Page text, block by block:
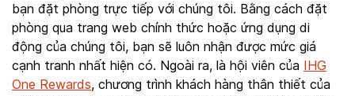
bạn đặt phòng trực tiếp với chúng tôi. Bằng cách đặt
phòng qua trang web chính thức hoặc ứng dụng di
động của chúng tôi, bạn sẽ luôn nhận được mức giá
cạnh tranh nhất hiện có. Ngoài ra, là hội viên của IHG
One Rewards, chương trình khách hàng thân thiết của